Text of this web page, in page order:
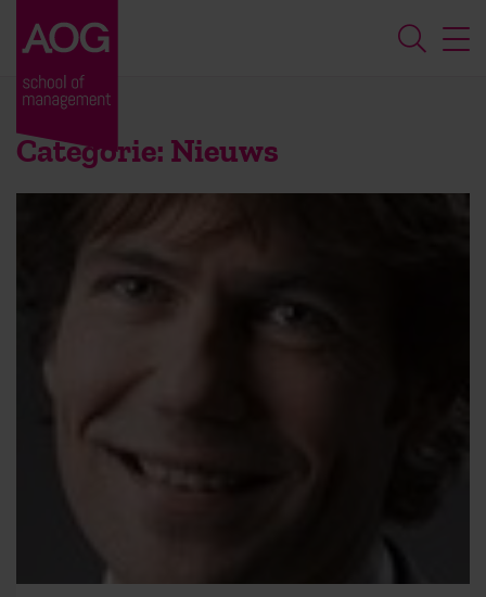
Categorie: Nieuws